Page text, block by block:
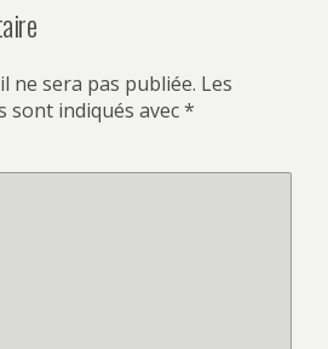
ne sera pas publiée. Les
sont indiqués avec*